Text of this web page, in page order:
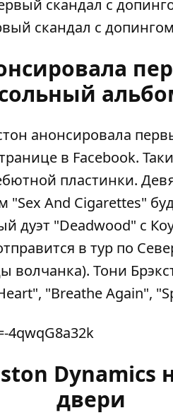
скандал с
анонсировала
в Facebook.
пластинки.
And Cigarettes"
дуэт "Deadwood" с
в тур по
волчанка). Тони
"Breathe Again",
4qwqG8a32k
Dynamics
двери